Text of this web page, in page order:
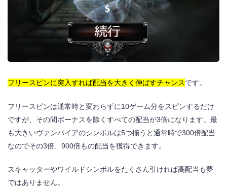
フリースピンに突入すれば配当を大きく伸ばすチャンスです。
フリースピンは通常時と変わらずに10ゲーム分をスピンするだけ
ですが、その間ボーナスを除くすべての配当が3倍になります。最
も大きいヴァンパイアのシンボルは5つ揃うと通常時で300倍配当
なのでその3倍、900倍もの配当を獲得できます。
スキャッターやワイルドシンボルをたくさん引ければ高配当も夢
ではありません。